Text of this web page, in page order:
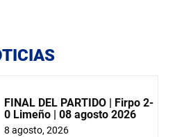
FINAL DEL PARTIDO | Firpo 2-
0 Limeño | 08 agosto 2026
8 agosto, 2026